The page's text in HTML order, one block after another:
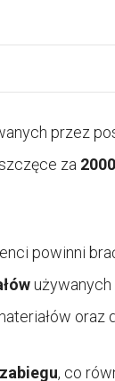
przez
za
powinni
używanych
oraz
, co